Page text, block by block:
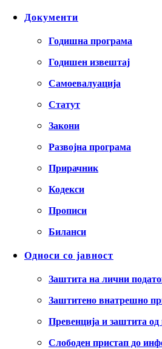
Документи
Годишна програма
Годишен извештај
Самоевалуација
Статут
Закони
Развојна програма
Прирачник
Кодекси
Прописи
Биланси
Односи со јавност
Заштита на лични
Заштитено внатрешно
Превенција и заштита од
Слободен пристап до